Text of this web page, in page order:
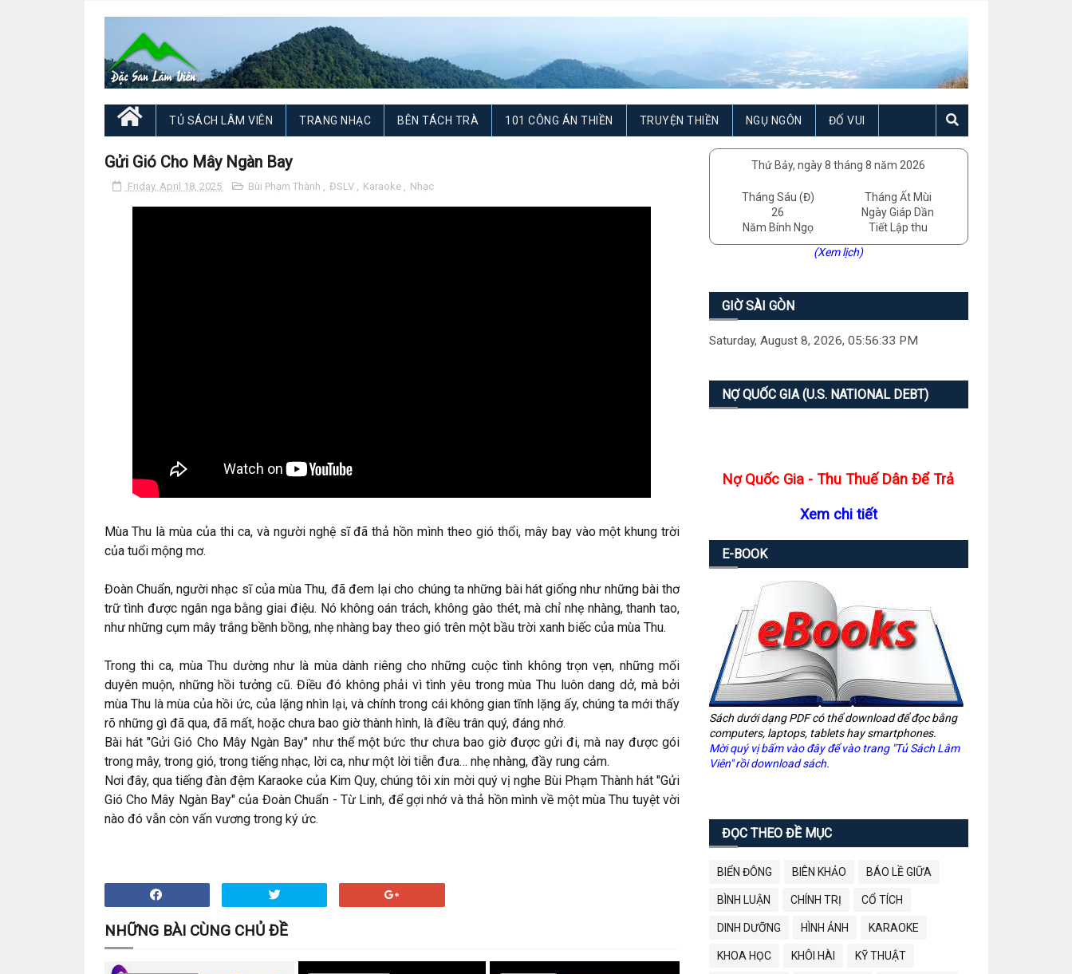
TỦ SÁCH LÂM VIÊN TRANG NHẠC BÊN TÁCH TRÀ 101 CÔNG ÁN THIỀN TRUYỆN THIỀN NGỤ NGÔN ĐỐ VUI
Gửi Gió Cho Mây Ngàn Bay
Friday, April 18, 2025 Bùi Phạm Thành , ĐSLV , Karaoke , Nhạc
Mùa Thu là mùa của thi ca, và người nghệ sĩ đã thả hồn mình theo gió thổi, mây bay vào một khung trời
của tuổi mộng mơ.
Đoàn Chuẩn, người nhạc sĩ của mùa Thu, đã đem lại cho chúng ta những bài hát giống như những bài thơ
trữ tình được ngân nga bằng giai điệu. Nó không oán trách, không gào thét, mà chỉ nhẹ nhàng, thanh tao,
như những cụm mây trắng bềnh bồng, nhẹ nhàng bay theo gió trên một bầu trời xanh biếc của mùa Thu.
Trong thi ca, mùa Thu dường như là mùa dành riêng cho những cuộc tình không trọn vẹn, những mối
duyên muộn, những hồi tưởng cũ. Điều đó không phải vì tình yêu trong mùa Thu luôn dang dở, mà bởi
mùa Thu là mùa của hồi ức, của lặng nhìn lại, và chính trong cái không gian tĩnh lặng ấy, chúng ta mới thấy
rõ những gì đã qua, đã mất, hoặc chưa bao giờ thành hình, là điều trân quý, đáng nhớ.
Bài hát "Gửi Gió Cho Mây Ngàn Bay" như thể một bức thư chưa bao giờ được gửi đi, mà nay được gói
trong mây, trong gió, trong tiếng nhạc, lời ca, như một lời tiễn đưa… nhẹ nhàng, đầy rung cảm.
Nơi đây, qua tiếng đàn đệm Karaoke của Kim Quy, chúng tôi xin mời quý vị nghe Bùi Phạm Thành hát "Gửi
Gió Cho Mây Ngàn Bay" của Đoàn Chuẩn - Từ Linh, để gợi nhớ và thả hồn mình về một mùa Thu tuyệt vời
nào đó vẫn còn vấn vương trong ký ức.
NHỮNG BÀI CÙNG CHỦ ĐỀ
Thứ Bảy, ngày 8 tháng 8 năm 2026
Tháng Sáu (Đ)
26
Năm Bính Ngọ
Tháng Ất Mùi
Ngày Giáp Dần
Tiết Lập thu
(Xem lịch)
GIỜ SÀI GÒN
Saturday, August 8, 2026, 05:56:34 PM
NỢ QUỐC GIA (U.S. NATIONAL DEBT)
Nợ Quốc Gia - Thu Thuế Dân Để Trả
Xem chi tiết
E-BOOK
Sách dưới dạng PDF có thể download để đọc bằng
computers, laptops, tablets hay smartphones.
Mời quý vị bấm vào đây để vào trang "Tủ Sách Lâm
Viên" rồi download sách.
ĐỌC THEO ĐỀ MỤC
BIỂN ĐÔNG BIÊN KHẢO BÁO LỀ GIỮA
BÌNH LUẬN CHÍNH TRỊ CỔ TÍCH
DINH DƯỠNG HÌNH ẢNH KARAOKE
KHOA HỌC KHÔI HÀI KỸ THUẬT